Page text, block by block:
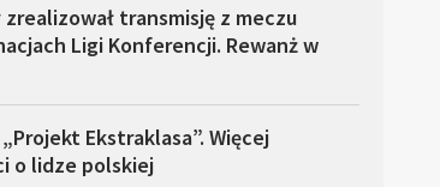
zrealizował transmisję z meczu
Ligi Konferencji. Rewanż w
Ekstraklasa”. Więcej
o lidze polskiej